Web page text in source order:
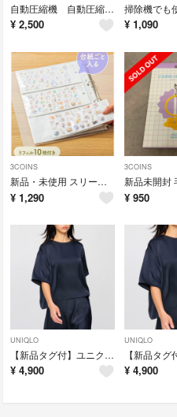
自動圧縮機 自動圧縮バッグ 3枚 スリーコインズ 3coins 旅行3coins
¥ 2,500 ¥ 1,090
3COINS
新品・未使用 スリーコインズ シール用クリアファイル
¥ 1,290
3COINS
¥ 950
UNIQLO
【新品タグ付】ユニクロC サテンオーバーサイズショートブラウス ネイビー L
¥ 4,900
UNIQLO
¥ 4,900